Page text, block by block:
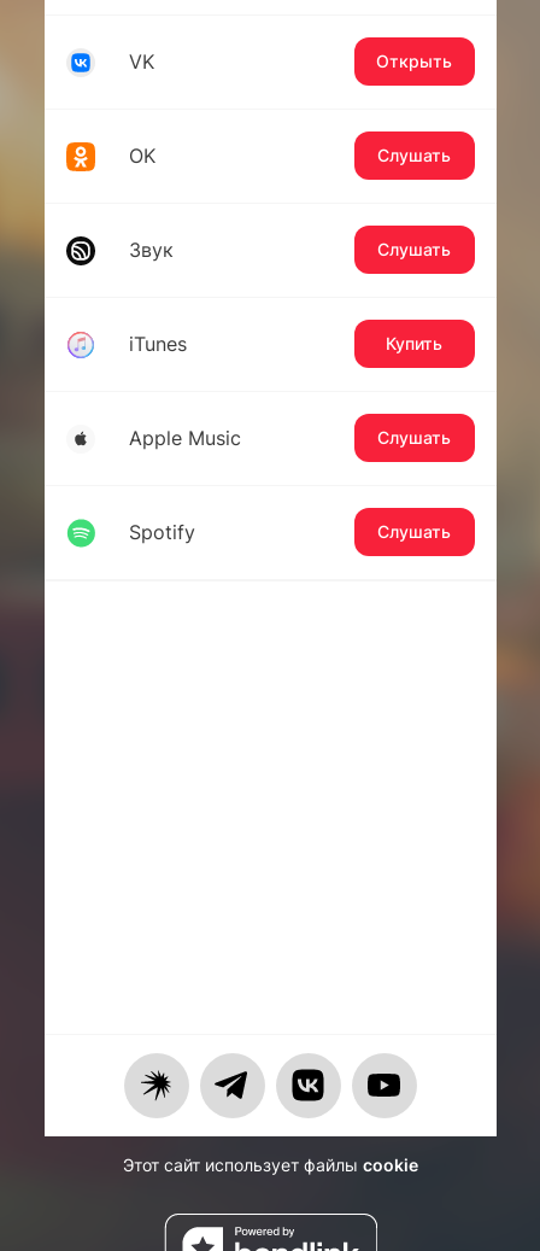
VK Открыть
OK Слушать
Звук Слушать
iTunes Купить
Apple Music Слушать
Spotify Слушать
Этот сайт использует файлы cookie